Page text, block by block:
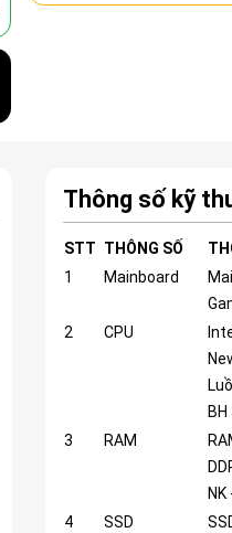
Thông số kỹ
STT THÔNG SỐ
1
Mainboard
2
CPU
3
RAM
4
SSD